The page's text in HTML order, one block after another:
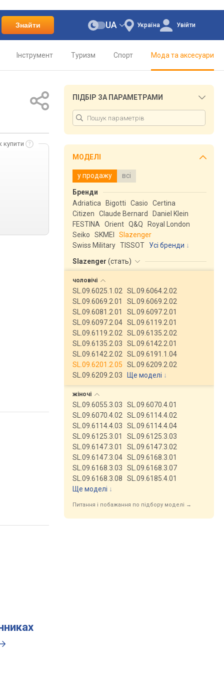
Знайти Україна
UA Увійти
Інструмент Туризм Спорт Мода та аксесуари
купити
ПІДБІР ЗА ПАРАМЕТРАМИ
МОДЕЛІ
у продажу всі
Бренди
Adriatica
Bigotti Casio
Certina
Citizen
Claude Bernard
Daniel Klein
FESTINA
Orient Q&Q
Royal London
Seiko
SKMEI
Slazenger
Swiss Military TISSOT
Усі бренди
Slazenger (стать)
чоловічі
SL.09.6025.1.02
SL.09.6064.2.02
SL.09.6069.2.01
SL.09.6069.2.02
SL.09.6081.2.01
SL.09.6097.2.01
SL.09.6097.2.04 SL.09.6119.2.01
SL.09.6119.2.02
SL.09.6135.2.02
SL.09.6135.2.03
SL.09.6142.2.01
SL.09.6142.2.02
SL.09.6191.1.04
SL.09.6201.2.05
SL.09.6209.2.02
SL.09.6209.2.03
Ще моделі ↓
жіночі
SL.09.6055.3.03
SL.09.6070.4.01
SL.09.6070.4.02
SL.09.6114.4.02
SL.09.6114.4.03
SL.09.6114.4.04
SL.09.6125.3.01
SL.09.6125.3.03
SL.09.6147.3.01
SL.09.6147.3.02
SL.09.6147.3.04 SL.09.6168.3.01
SL.09.6168.3.03
SL.09.6168.3.07
SL.09.6168.3.08
SL.09.6185.4.01
Ще моделі ↓
Питання і побажання по підбору моделі →